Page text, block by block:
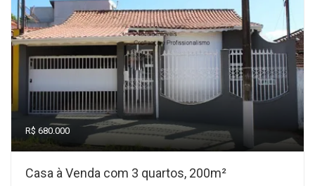
R$ 680.000
Casa à Venda com 3 quartos, 200m²